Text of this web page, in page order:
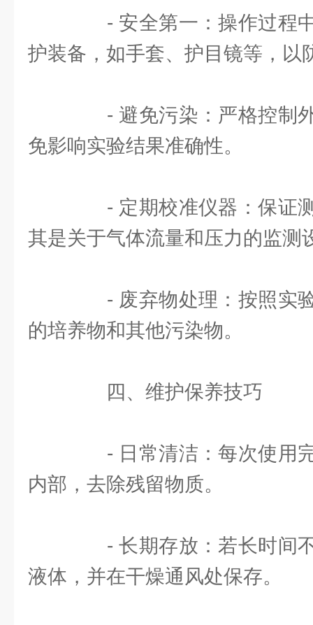
- 安全第一：操作过程中
护装备，如手套、护目镜等，以
- 避免污染：严格控制外
免影响实验结果准确性。
- 定期校准仪器：保证测
其是关于气体流量和压力的监测
- 废弃物处理：按照实验
的培养物和其他污染物。
四、维护保养技巧
- 日常清洁：每次使用完
内部，去除残留物质。
- 长期存放：若长时间不
液体，并在干燥通风处保存。